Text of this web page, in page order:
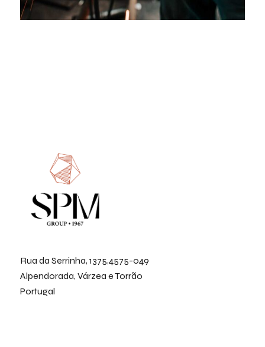
Rua da Serrinha, 1375,4575-049
Alpendorada, Várzea e Torrão
Portugal